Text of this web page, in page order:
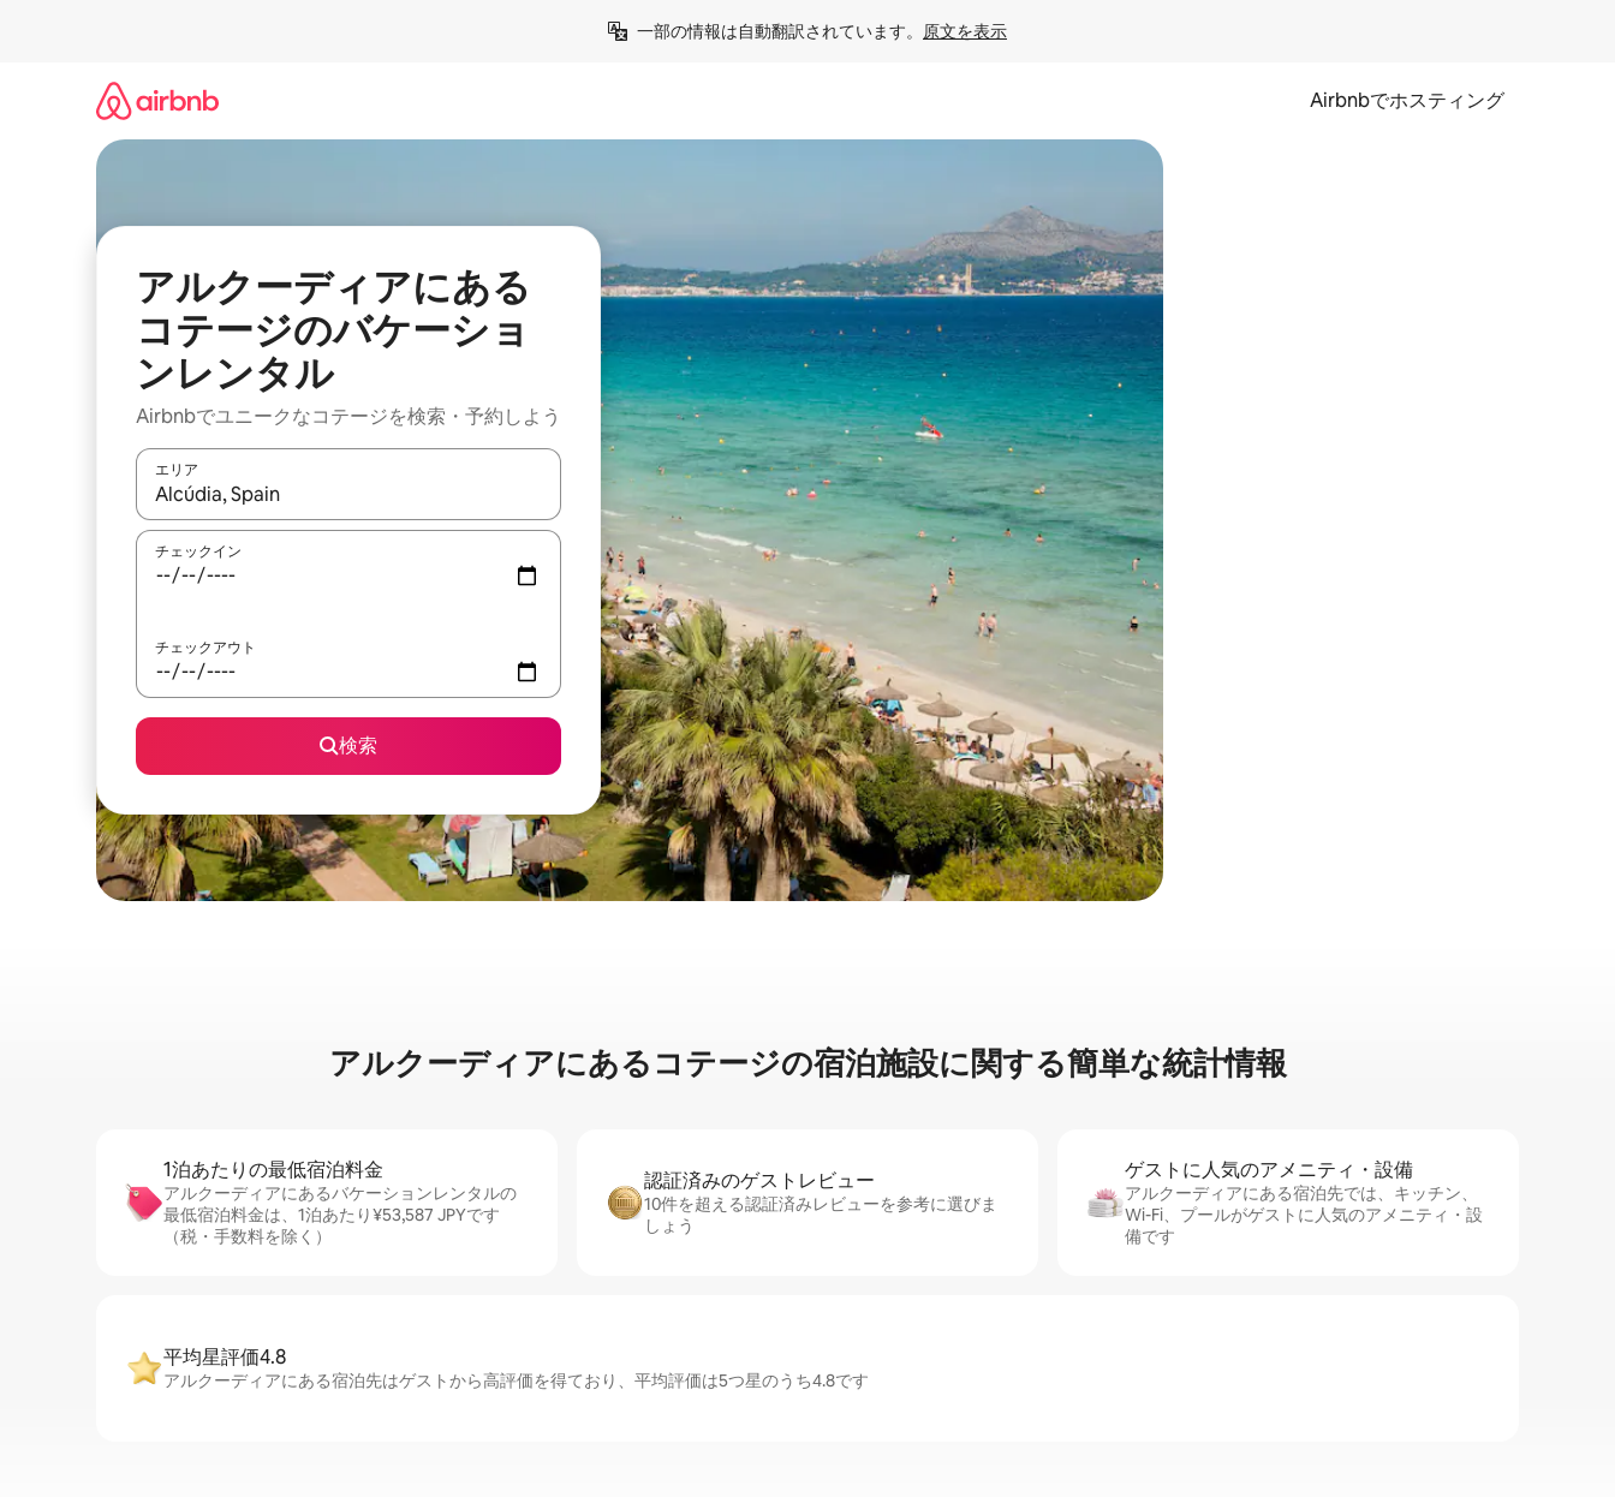
一部の情報は自動翻訳されています。 原文を表示
Airbnbでホスティング
アルクーディアにある
コテージのバケーショ
ンレンタル
Airbnbでユニークなコテージを検索・予約しよう
エリア
検索結果が表示されたら、上下の矢印キーを使って移動するか、画面をタッチまたはスワイプして検索結果を確認することができます。
チェックイン
チェックアウト
検索
アルクーディアに⁠あ⁠るコ⁠テ⁠ー⁠ジ⁠の宿⁠泊⁠施⁠設⁠に関⁠す⁠る簡⁠単⁠な統⁠計⁠情⁠報
1泊あたりの最⁠低⁠宿⁠泊⁠料⁠金
アルクーディアにあるバケーションレンタルの
最低宿泊料金は、1泊あたり¥53,587 JPYです
（税・手数料を除く）
認証済みのゲ⁠ス⁠ト⁠レ⁠ビ⁠ュ⁠ー
10件を超える認証済みレビューを参考に選びま
しょう
ゲストに人⁠気⁠のア⁠メ⁠ニ⁠テ⁠ィ・設⁠備
アルクーディアにある宿泊先では、キッチン、
Wi-Fi、プールがゲストに人気のアメニティ・設
備です
平均星評価4.8
アルクーディアにある宿泊先はゲストから高評価を得ており、平均評価は5つ星のうち4.8です